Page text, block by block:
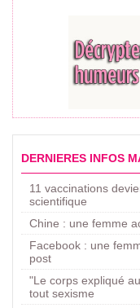
DERNIERES INFOS
11 vaccinations
scientifique
Chine : une femme
Facebook : une
post
"Le corps expliqué
tout sexisme